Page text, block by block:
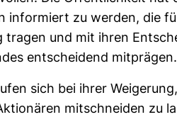
infor­miert zu werden, die
tragen und mit ihren
ent­schei­dend
sich bei ihrer
mit­schneiden zu